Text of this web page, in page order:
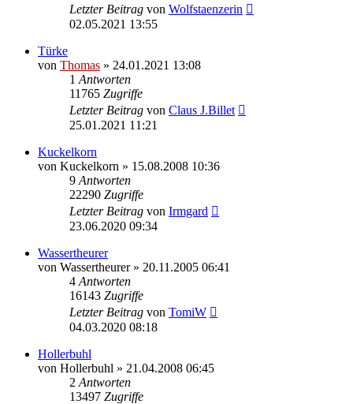
Letzter Beitrag von Wolfstaenzerin
02.05.2021 13:55
Türke
von Thomas » 24.01.2021 13:08
1 Antworten
11765 Zugriffe
Letzter Beitrag von Claus J.Billet
25.01.2021 11:21
Kuckelkorn
von Kuckelkorn » 15.08.2008 10:36
9 Antworten
22290 Zugriffe
Letzter Beitrag von Irmgard
23.06.2020 09:34
Wassertheurer
von Wassertheurer» 20.11.2005 06:41
4 Antworten
16143 Zugriffe
Letzter Beitrag von TomiW
04.03.2020 08:18
Hollerbuhl
von Hollerbuhl » 21.04.2008 06:45
2 Antworten
13497 Zugriffe